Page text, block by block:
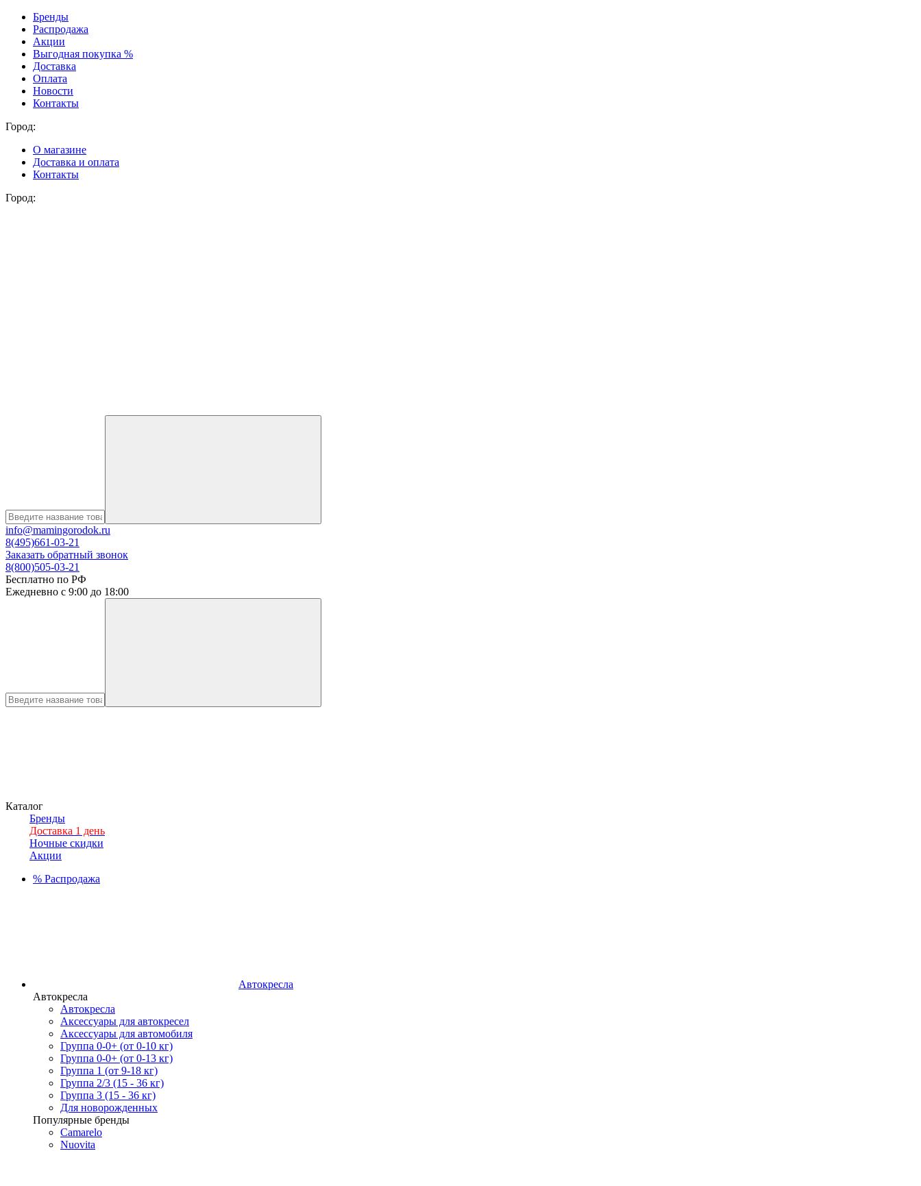
Бренды
Распродажа
Акции
Выгодная покупка %
Доставка
Оплата
Новости
Контакты
Город:
О магазине
Доставка и оплата
Контакты
Город:
info@mamingorodok.ru
8(495)661-03-21
Заказать обратный звонок
8(800)505-03-21
Бесплатно по РФ
Ежедневно с 9:00 до 18:00
Каталог
Бренды
Доставка 1 день
Ночные скидки
Акции
% Распродажа
Автокресла
Автокресла
Автокресла
Аксессуары для автокресел
Аксессуары для автомобиля
Группа 0-0+ (от 0-10 кг)
Группа 0-0+ (от 0-13 кг)
Группа 1 (от 9-18 кг)
Группа 2/3 (15 - 36 кг)
Группа 3 (15 - 36 кг)
Для новорожденных
Популярные бренды
Camarelo
Nuovita